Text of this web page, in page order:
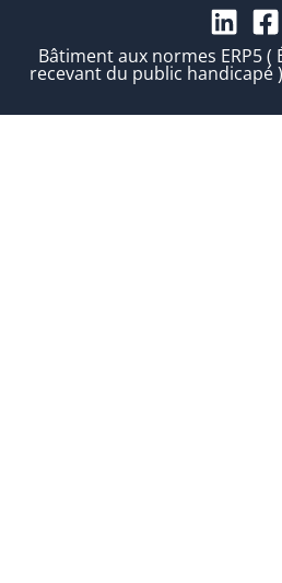
Bâtiment aux normes ERP5
recevant du public handicapé )